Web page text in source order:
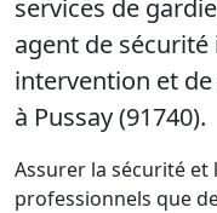
services de
agent de
intervention et
à Pussay (91740).
Assurer la sécurité
professionnels que